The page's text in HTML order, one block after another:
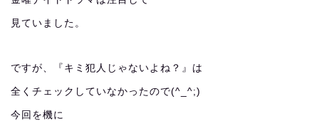
見ていました。
ですが、『キミ犯人じゃないよね？』は
全くチェックしていなかったので(^_^;)
今回を機に